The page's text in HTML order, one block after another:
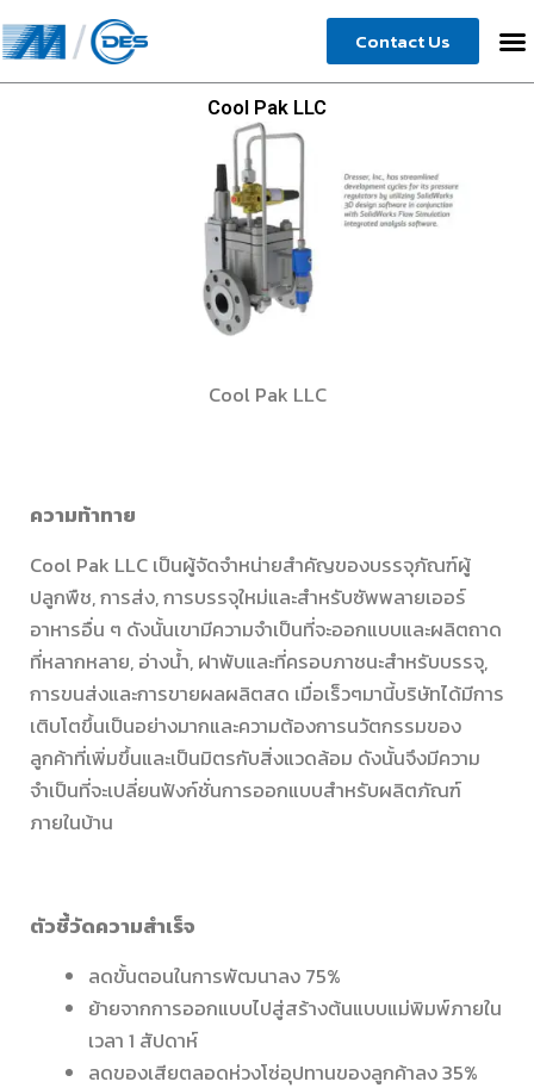
to
content
Contact Us
Cool Pak LLC
Cool Pak LLC
ความท้าทาย
Cool Pak LLC เป็นผู้จัดจำหน่ายสำคัญของบรรจุภัณฑ์ผู้
ปลูกพืช, การส่ง, การบรรจุใหม่และสำหรับซัพพลายเออร์
อาหารอื่น ๆ ดังนั้นเขามีความจำเป็นที่จะออกแบบและผลิตถาด
ที่หลากหลาย, อ่างน้ำ, ฝาพับและที่ครอบภาชนะสำหรับบรรจุ,
การขนส่งและการขายผลผลิตสด เมื่อเร็วๆมานี้บริษัทได้มีการ
เติบโตขึ้นเป็นอย่างมากและความต้องการนวัตกรรมของ
ลูกค้าที่เพิ่มขึ้นและเป็นมิตรกับสิ่งแวดล้อม ดังนั้นจึงมีความ
จำเป็นที่จะเปลี่ยนฟังก์ชั่นการออกแบบสำหรับผลิตภัณฑ์
ภายในบ้าน
ตัวชี้วัดความสำเร็จ
ลดขั้นตอนในการพัฒนาลง 75%
ย้ายจากการออกแบบไปสู่สร้างต้นแบบแม่พิมพ์ภายใน
เวลา 1 สัปดาห์
ลดของเสียตลอดห่วงโซ่อุปทานของลูกค้าลง 35%